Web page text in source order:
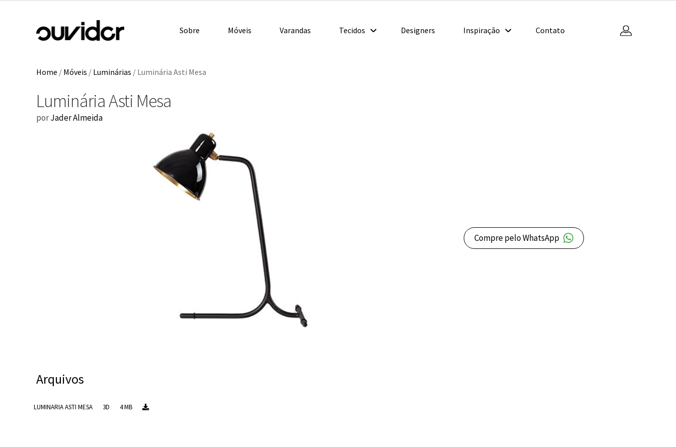
Sobre Móveis Varandas Tecidos Designers Inspiração Contato
Home / Móveis / Luminárias / Luminária Asti Mesa
Luminária Asti Mesa
porJader Almeida
Compre pelo WhatsApp
Arquivos
LUMINARIA ASTI MESA 3D 4 MB